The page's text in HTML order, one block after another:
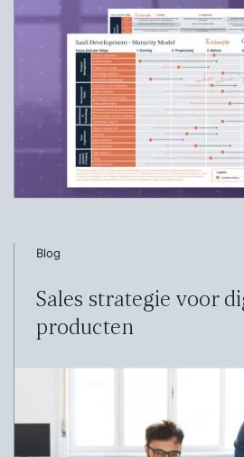
Blog
Sales strategie voor
producten